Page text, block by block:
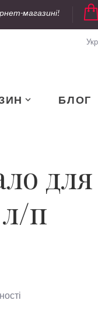
магазині!
БЛОГ
п